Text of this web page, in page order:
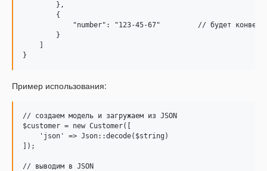
        },
        {
"number": "123-45-67"         // будет
        }
Пример использования:
// создаем модель и загружаем из JSON
$customer = new Customer([
    'json' => Json::decode($string)
]);
// выводим в JSON